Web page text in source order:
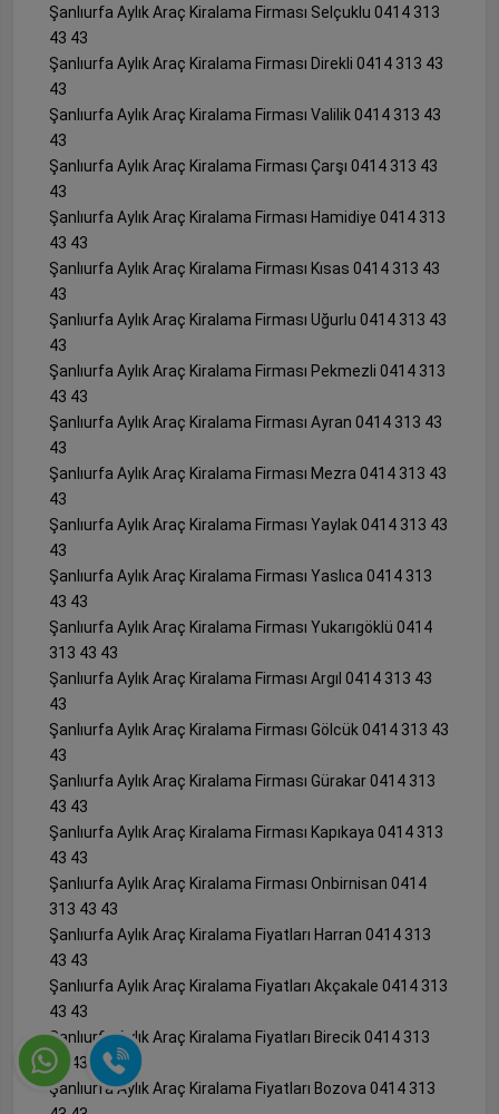
Şanlıurfa Aylık Araç Kiralama Firması Selçuklu 0414 313
43 43
Şanlıurfa Aylık Araç Kiralama Firması Direkli 0414 313 43
43
Şanlıurfa Aylık Araç Kiralama Firması Valilik 0414 313 43
43
Şanlıurfa Aylık Araç Kiralama Firması Çarşı 0414 313 43
43
Şanlıurfa Aylık Araç Kiralama Firması Hamidiye 0414 313
43 43
Şanlıurfa Aylık Araç Kiralama Firması Kısas 0414 313 43
43
Şanlıurfa Aylık Araç Kiralama Firması Uğurlu 0414 313 43
43
Şanlıurfa Aylık Araç Kiralama Firması Pekmezli 0414 313
43 43
Şanlıurfa Aylık Araç Kiralama Firması Ayran 0414 313 43
43
Şanlıurfa Aylık Araç Kiralama Firması Mezra 0414 313 43
43
Şanlıurfa Aylık Araç Kiralama Firması Yaylak 0414 313 43
43
Şanlıurfa Aylık Araç Kiralama Firması Yaslıca 0414 313
43 43
Şanlıurfa Aylık Araç Kiralama Firması Yukarıgöklü 0414
313 43 43
Şanlıurfa Aylık Araç Kiralama Firması Argıl 0414 313 43
43
Şanlıurfa Aylık Araç Kiralama Firması Gölcük 0414 313 43
43
Şanlıurfa Aylık Araç Kiralama Firması Gürakar 0414 313
43 43
Şanlıurfa Aylık Araç Kiralama Firması Kapıkaya 0414 313
43 43
Şanlıurfa Aylık Araç Kiralama Firması Onbirnisan 0414
313 43 43
Şanlıurfa Aylık Araç Kiralama Fiyatları Harran 0414 313
43 43
Şanlıurfa Aylık Araç Kiralama Fiyatları Akçakale 0414 313
43 43
Şanlıurfa Aylık Araç Kiralama Fiyatları Birecik 0414 313
43 43
Şanlıurfa Aylık Araç Kiralama Fiyatları Bozova 0414 313